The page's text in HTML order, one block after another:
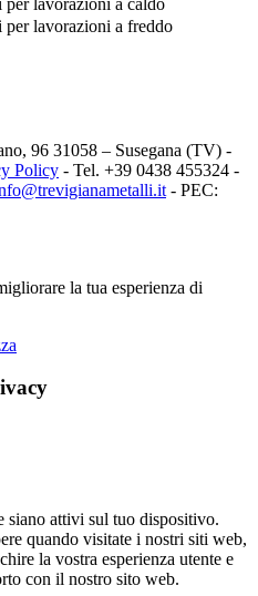
lavorazioni a caldo
per lavorazioni a freddo
96 31058 – Susegana (TV) -
Policy - Tel. +39 0438 455324 -
- PEC:
la tua esperienza di
siano attivi sul tuo dispositivo.
quando visitate i nostri siti web,
la vostra esperienza utente e
con il nostro sito web.